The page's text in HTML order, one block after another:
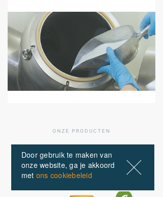
ONZE PRODUCTEN
Anderen kochten ook
Door gebruik te maken van
onze website, ga je akkoord
met ons cookiebeleid